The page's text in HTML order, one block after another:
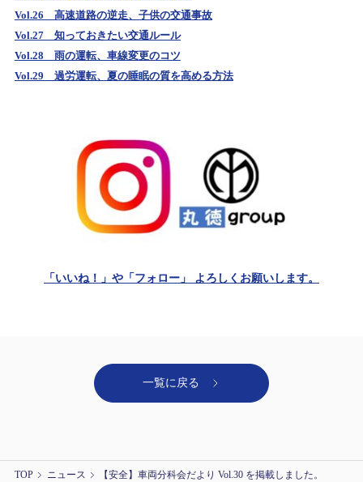
Vol.26 高速道路の逆走、子供の交通事故
Vol.27 知っておきたい交通ルール
Vol.28 雨の運転、車線変更のコツ
Vol.29 過労運転、夏の睡眠の質を高める方法
「いいね！」や「フォロー」 よろしくお願いします。
一覧に戻る
TOP ニュース 【安全】車両分科会だより Vol.30 を掲載しました。